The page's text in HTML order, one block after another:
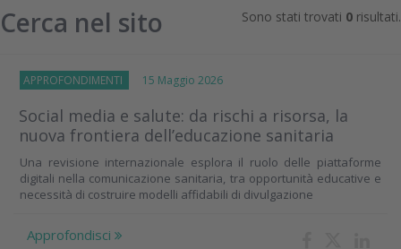
Cerca nel sito Sono stati trovati 0 risultati.
APPROFONDIMENTI 15 Maggio 2026
Social media e salute: da rischi a risorsa, la
nuova frontiera dell’educazione sanitaria
Una revisione internazionale esplora il ruolo delle piattaforme
digitali nella comunicazione sanitaria, tra opportunità educative e
necessità di costruire modelli affidabili di divulgazione
Approfondisci